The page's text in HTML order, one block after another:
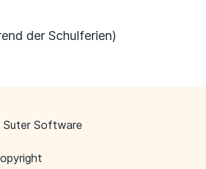
der Schulferien)
Suter Software